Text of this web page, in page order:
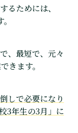
るためには、
、最短で、元々
きます。
しで必要になり
3年生の3月」に